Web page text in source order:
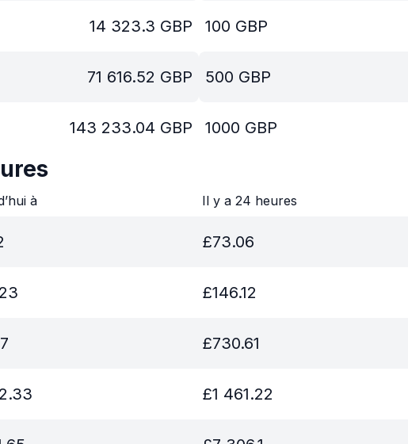
14 323.3 GBP
71 616.52 GBP
143 233.04 GBP
100 GBP
500 GBP
1000 GBP
à Il y a 24 heures
£73.06
£146.12
£730.61
£1 461.22